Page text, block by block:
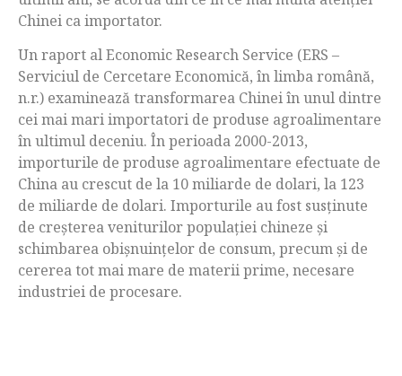
Chinei ca importator.
Un raport al Economic Research Service (ERS –
Serviciul de Cercetare Economică, în limba română,
n.r.) examinează transformarea Chinei în unul dintre
cei mai mari importatori de produse agroalimentare
în ultimul deceniu. În perioada 2000-2013,
importurile de produse agroalimentare efectuate de
China au crescut de la 10 miliarde de dolari, la 123
de miliarde de dolari. Importurile au fost susținute
de creșterea veniturilor populației chineze și
schimbarea obișnuințelor de consum, precum și de
cererea tot mai mare de materii prime, necesare
industriei de procesare.